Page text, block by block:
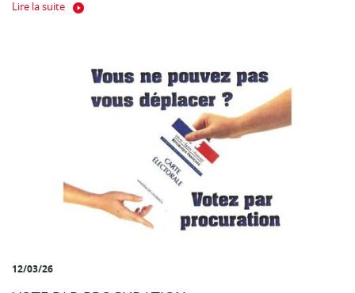
Lire la suite
12/03/26